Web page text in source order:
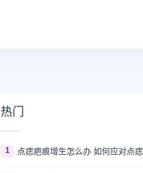
热门
1